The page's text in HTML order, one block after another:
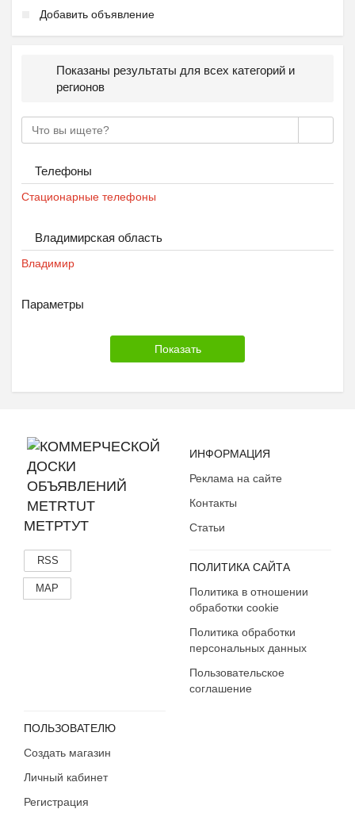
Добавить объявление
Показаны результаты для всех категорий и
регионов
Телефоны
Стационарные телефоны
Владимирская область
Владимир
Параметры
МЕТРТУТ
RSS
MAP
ИНФОРМАЦИЯ
Реклама на сайте
Контакты
Статьи
ПОЛИТИКА САЙТА
Политика в отношении
обработки cookie
Политика обработки
персональных данных
Пользовательское
соглашение
ПОЛЬЗОВАТЕЛЮ
Создать магазин
Личный кабинет
Регистрация